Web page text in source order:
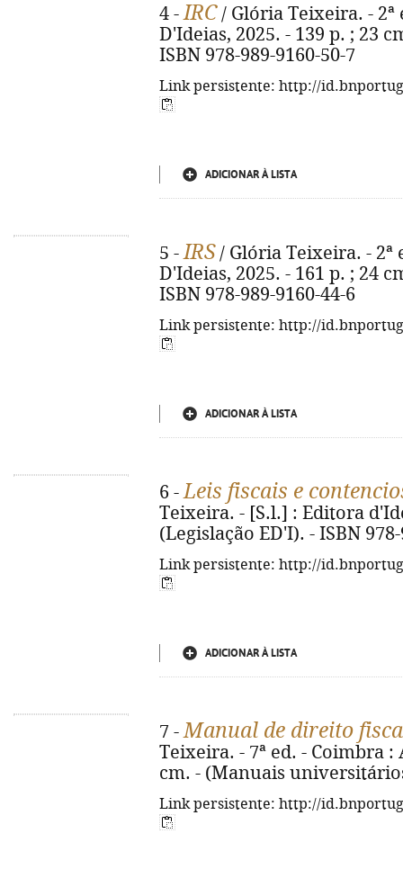
4 -IRC/ Glória Teixeira. - 2ª
D'Ideias, 2025. - 139 p. ; 23
ISBN 978-989-9160-50-7
Link persistente: http://
ADICIONAR À LISTA
5 -IRS/ Glória Teixeira. - 2ª
D'Ideias, 2025. - 161 p. ; 24
ISBN 978-989-9160-44-6
Link persistente: http://
ADICIONAR À LISTA
6 -Leis fiscais e
Teixeira. - [S.l.] : Editora
(Legislação ED'I). - ISBN
Link persistente: http://
ADICIONAR À LISTA
7 -Manual de direito
Teixeira. - 7ª ed. - Coimbra :
cm. - (Manuais
Link persistente: http://